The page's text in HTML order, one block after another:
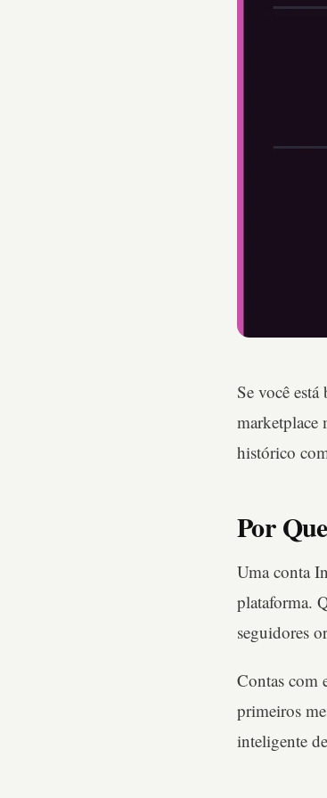
Se você está
marketplace
histórico
Por
Uma conta
plataforma.
seguidores
Contas com
primeiros
inteligente